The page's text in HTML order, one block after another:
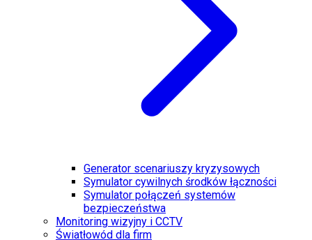
Generator scenariuszy kryzysowych
Symulator cywilnych środków łączności
Symulator połączeń systemów
bezpieczeństwa
Monitoring wizyjny i CCTV
Światłowód dla firm